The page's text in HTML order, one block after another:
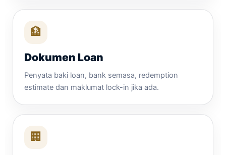
🏦
Dokumen Loan
Penyata baki loan, bank semasa, redemption
estimate dan maklumat lock-in jika ada.
🏢